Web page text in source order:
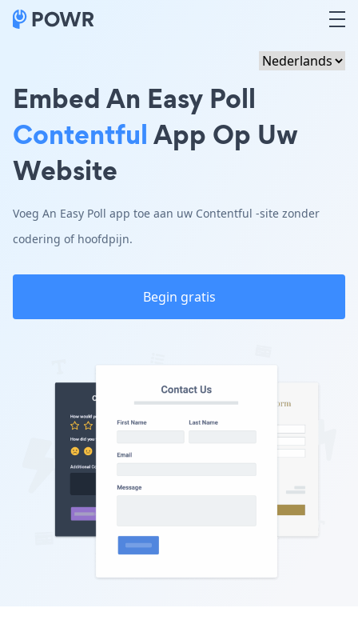
Embed An Easy Poll
ContentfulApp Op Uw
Website
Voeg An Easy Poll app toe aan uw Contentful -site zonder
codering of hoofdpijn.
Begin gratis